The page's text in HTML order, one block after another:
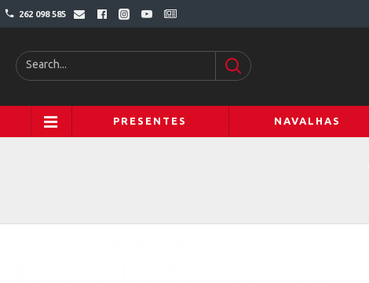
262 098 585
PRESENTES NAVALHAS